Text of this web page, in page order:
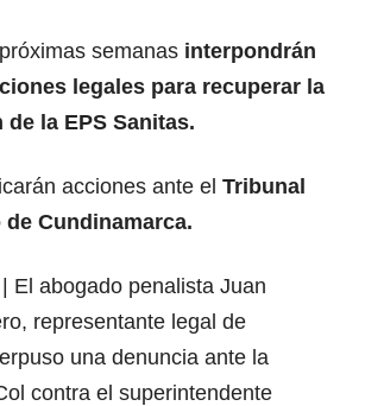
semanas interpondrán
legales para recuperar la
la EPS Sanitas.
acciones ante el Tribunal
Cundinamarca.
| El abogado penalista Juan
representante legal de
una denuncia ante la
contra el superintendente